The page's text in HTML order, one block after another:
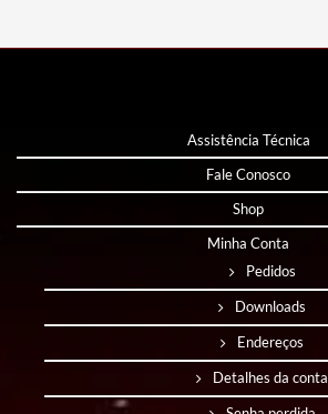
Assistência Técnica
Fale Conosco
Shop
Minha Conta
Pedidos
Downloads
Endereços
Detalhes da conta